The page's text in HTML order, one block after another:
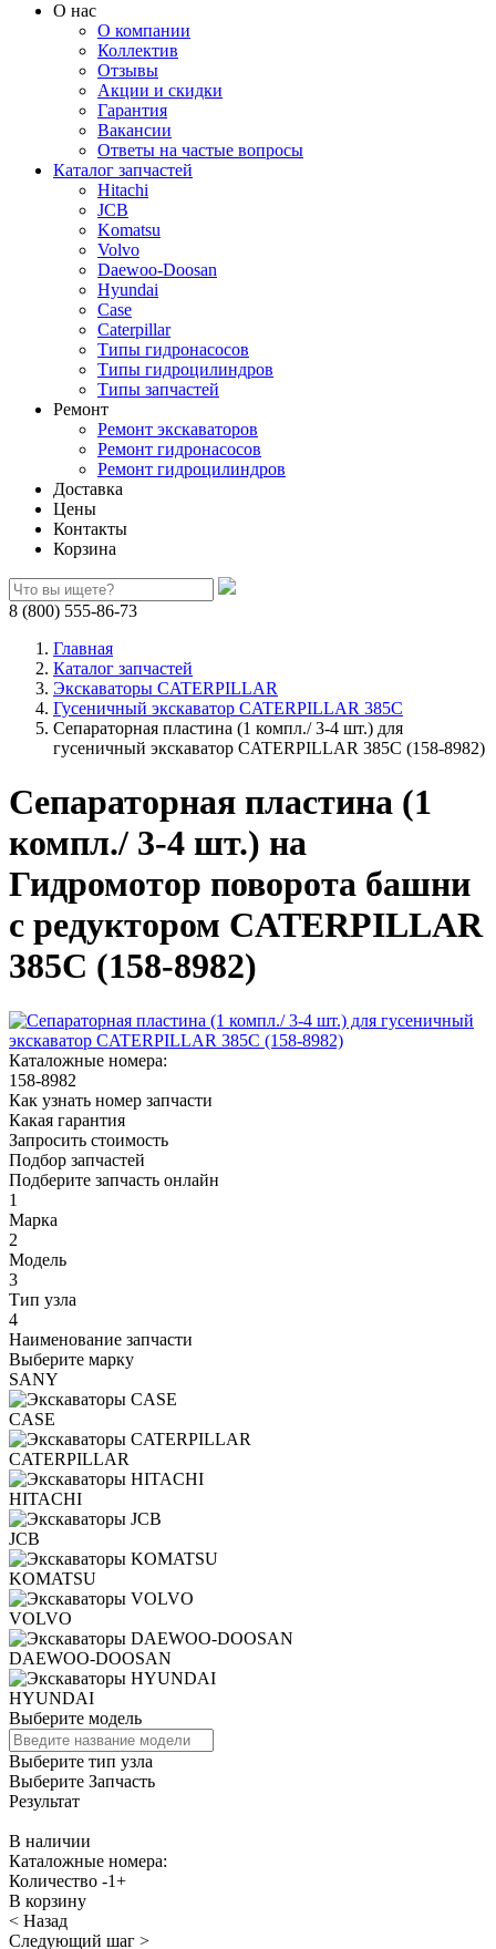
О нас
О компании
Коллектив
Отзывы
Акции и скидки
Гарантия
Вакансии
Ответы на частые вопросы
Каталог запчастей
Hitachi
JCB
Komatsu
Volvo
Daewoo-Doosan
Hyundai
Case
Caterpillar
Типы гидронасосов
Типы гидроцилиндров
Типы запчастей
Ремонт
Ремонт экскаваторов
Ремонт гидронасосов
Ремонт гидроцилиндров
Доставка
Цены
Контакты
Корзина
8 (800) 555-86-73
Главная
Каталог запчастей
Экскаваторы CATERPILLAR
Гусеничный экскаватор CATERPILLAR 385C
Сепараторная пластина (1 компл./ 3-4 шт.) для
гусеничный экскаватор CATERPILLAR 385C (158-8982)
Сепараторная пластина (1
компл./ 3-4 шт.) на
Гидромотор поворота башни
с редуктором CATERPILLAR
385C (158-8982)
Каталожные номера:
158-8982
Как узнать номер запчасти
Какая гарантия
Запросить стоимость
Подбор запчастей
Подберите запчасть онлайн
1
Марка
2
Модель
3
Тип узла
4
Наименование запчасти
Выберите марку
SANY
CASE
CATERPILLAR
HITACHI
JCB
KOMATSU
VOLVO
DAEWOO-DOOSAN
HYUNDAI
Выберите модель
Выберите тип узла
Выберите Запчасть
Результат
В наличии
Каталожные номера:
Количество -1+
В корзину
< Назад
Следующий шаг >